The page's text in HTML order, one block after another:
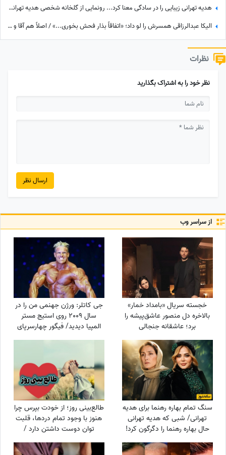
هدیه تهرانی زیبایی را در سادگی معنا کرد... رونمایی از گلخانه شخصی هدیه تهرانی؛ بهشت شمعدانی‌های رنگی خانم بازیگر همه را شگفت‌زده کرد!
الیکا عبدالرزاقی همسرش را لو داد؛ «اتفاقاً بذار فحش بخوری...» / اصلاً هم آقا و متشخص نیست!
نظرات
نظر خود را به اشتراک بگذارید
ارسال نظر
از سراسر وب
خجسته سریال «بامداد خمار»
بالاخره دل منصور عاشق‌پیشه را
برد؛ عاشقانه جنجالی
عموزاده‌های چشم‌رنگی که ارزش
دیدن داره
جی کاتلر: ورژن جهنمی من را در
سال 2009 روی استیج مستر
المپیا دیدید/ فیگور چهارسرپای
من تکرارنشدنی است +فیلم
سنگ تمام بهاره رهنما برای هدیه
تهرانی/ شبی که هدیه تهرانی
حال بهاره رهنما را دگرگون کرد!
طالع‌بینی روز؛ از خودت بپرس چرا
هنوز با وجود تمام دردها، قلبت
توان دوست داشتن دارد /
یک‌شنبه 18 مرداد 1405